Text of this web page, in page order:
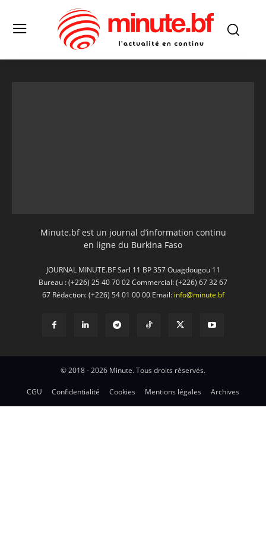
Minute.bf est un journal d’information continu
en ligne du Burkina Faso
JOURNAL MINUTE.BF Sarl 11 BP 357 Ouagdougou 11
Bureau : (+226) 25 40 70 02 Commercial: (+226) 67 32 67
67 Rédaction: (+226) 54 01 00 00 Email: info@minute.bf
© 2018 - 2026 Minute. Tous droits réservés.
CGU Confidentialité Cookies Mentions légales Archives